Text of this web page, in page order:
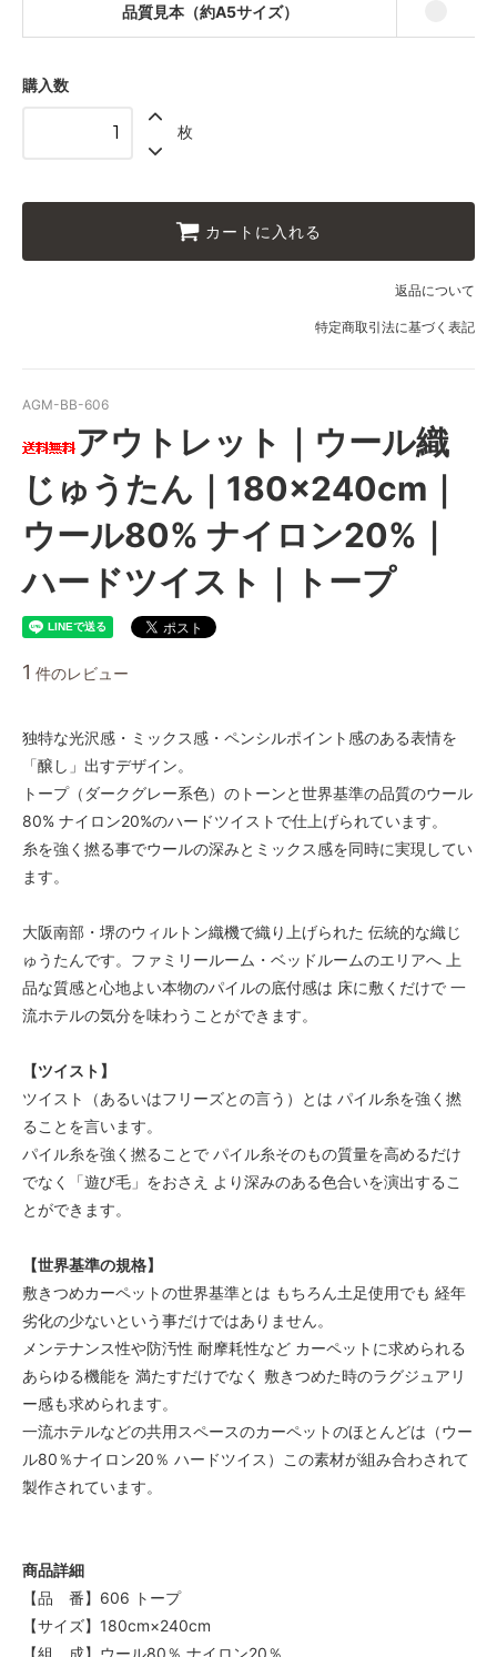
品質見本（約A5サイズ）
購入数
枚
カートに入れる
返品について
特定商取引法に基づく表記
AGM-BB-606
アウトレット｜ウール織
じゅうたん｜180×240cm｜
ウール80% ナイロン20%｜
ハードツイスト｜トープ
1 件のレビュー
独特な光沢感・ミックス感・ペンシルポイント感のある表情を
「醸し」出すデザイン。
トープ（ダークグレー系色）のトーンと世界基準の品質のウール
80% ナイロン20%のハードツイストで仕上げられています。
糸を強く撚る事でウールの深みとミックス感を同時に実現してい
ます。
大阪南部・堺のウィルトン織機で織り上げられた 伝統的な織じ
ゅうたんです。ファミリールーム・ベッドルームのエリアへ 上
品な質感と心地よい本物のパイルの底付感は 床に敷くだけで 一
流ホテルの気分を味わうことができます。
【ツイスト】
ツイスト（あるいはフリーズとの言う）とは パイル糸を強く撚
ることを言います。
パイル糸を強く撚ることで パイル糸そのもの質量を高めるだけ
でなく「遊び毛」をおさえ より深みのある色合いを演出するこ
とができます。
【世界基準の規格】
敷きつめカーペットの世界基準とは もちろん土足使用でも 経年
劣化の少ないという事だけではありません。
メンテナンス性や防汚性 耐摩耗性など カーペットに求められる
あらゆる機能を 満たすだけでなく 敷きつめた時のラグジュアリ
ー感も求められます。
一流ホテルなどの共用スペースのカーペットのほとんどは（ウー
ル80％ナイロン20％ ハードツイス）この素材が組み合わされて
製作されています。
商品詳細
【品 番】606 トープ
【サイズ】180cm×240cm
【組 成】ウール80％ ナイロン20％